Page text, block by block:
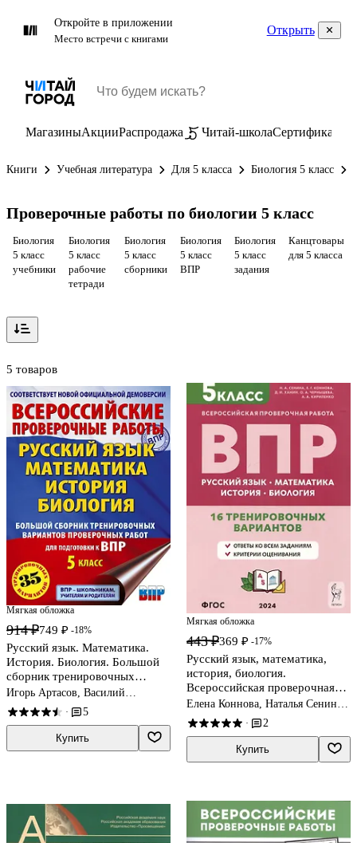
Откройте в приложении
Место встречи с книгами
Открыть
МагазиныАкцииРаспродажа Читай-школаСертификаты
Книги Учебная литература Для 5 класса Биология 5 класс
Проверочные работы по биологии 5 класс
Биология
5 класс
учебники
Биология
5 класс
рабочие
тетради
Биология
5 класс
сборники
Биология
5 класс
ВПР
Биология
5 класс
задания
Канцтовары
для 5 класса
5 товаров
Мягкая обложка
914 ₽749 ₽ -18%
Русский язык. Математика.
История. Биология. Большой
сборник тренировочных
вариантов проверочных работ
для подготовки к ВПР. 5 класс
Игорь Артасов, Василий
Воробьев, Людмила Степанова
· 5
Купить
Мягкая обложка
443 ₽369 ₽ -17%
Русский язык, математика,
история, биология.
Всероссийская проверочная
работа. 5 класс. 16
тренировочных вариантов
Елена Коннова, Наталья Сенина,
Дмитрий Ханин
· 2
Купить